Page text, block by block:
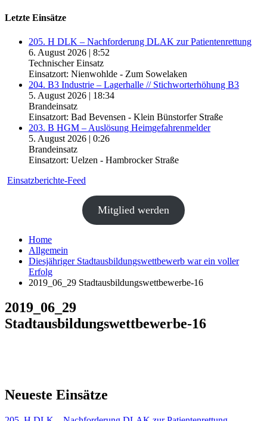
Letzte Einsätze
205. H DLK – Nachforderung DLAK zur Patientenrettung
6. August 2026 | 8:52
Technischer Einsatz
Einsatzort: Nienwohlde - Zum Sowelaken
204. B3 Industrie – Lagerhalle // Stichworterhöhung B3
5. August 2026 | 18:34
Brandeinsatz
Einsatzort: Bad Bevensen - Klein Bünstorfer Straße
203. B HGM – Auslösung Heimgefahrenmelder
5. August 2026 | 0:26
Brandeinsatz
Einsatzort: Uelzen - Hambrocker Straße
Einsatzberichte-Feed
Mitglied werden
Home
Allgemein
Diesjähriger Stadtausbildungswettbewerb war ein voller
Erfolg
2019_06_29 Stadtausbildungswettbewerbe-16
2019_06_29
Stadtausbildungswettbewerbe-16
Neueste Einsätze